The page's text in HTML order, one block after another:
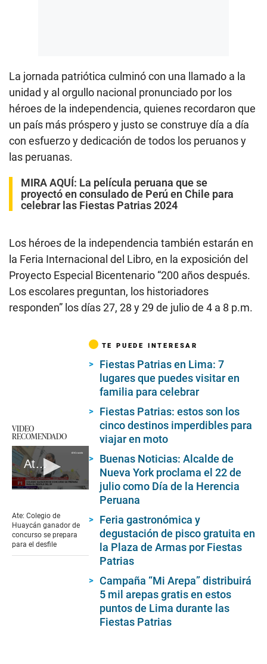
La jornada patriótica culminó con una llamado a la
unidad y al orgullo nacional pronunciado por los
héroes de la independencia, quienes recordaron que
un país más próspero y justo se construye día a día
con esfuerzo y dedicación de todos los peruanos y
las peruanas.
MIRA AQUÍ: La película peruana que se
proyectó en consulado de Perú en Chile para
celebrar las Fiestas Patrias 2024
Los héroes de la independencia también estarán en
la Feria Internacional del Libro, en la exposición del
Proyecto Especial Bicentenario “200 años después.
Los escolares preguntan, los historiadores
responden” los días 27, 28 y 29 de julio de 4 a 8 p.m.
VIDEO
RECOMENDADO
Ate: Colegio de Huaycán ganador de concurso se prepara para el desfile
of
5
minutes,
29
seconds
Ate: Colegio de
Huaycán ganador de
concurso se prepara
para el desfile
TE PUEDE INTERESAR
Fiestas Patrias en Lima: 7
lugares que puedes visitar en
familia para celebrar
Fiestas Patrias: estos son los
cinco destinos imperdibles para
viajar en moto
Buenas Noticias: Alcalde de
Nueva York proclama el 22 de
julio como Día de la Herencia
Peruana
Feria gastronómica y
degustación de pisco gratuita en
la Plaza de Armas por Fiestas
Patrias
Campaña “Mi Arepa” distribuirá
5 mil arepas gratis en estos
puntos de Lima durante las
Fiestas Patrias